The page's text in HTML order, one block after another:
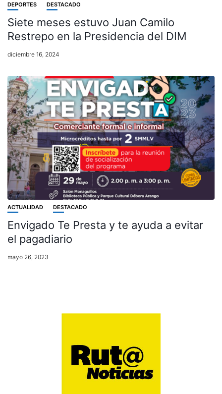
DEPORTES DESTACADO
Siete meses estuvo Juan Camilo
Restrepo en la Presidencia del DIM
diciembre 16, 2024
ACTUALIDAD DESTACADO
Envigado Te Presta y te ayuda a evitar
el pagadiario
mayo 26, 2023